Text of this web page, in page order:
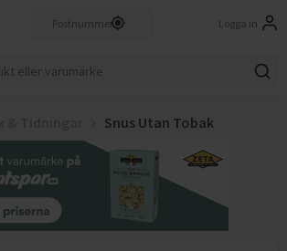
Logga in
Snus Utan Tobak